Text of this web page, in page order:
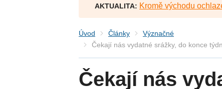
AKTUALITA: Kromě východu
Úvod Články
Význačné
Čekají nás vydatné srážky, do konce
Čekají nás